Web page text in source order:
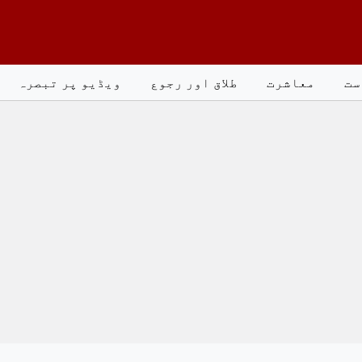
معاشرت طلاق اور رجوع ویڈیو پر تبصرہ